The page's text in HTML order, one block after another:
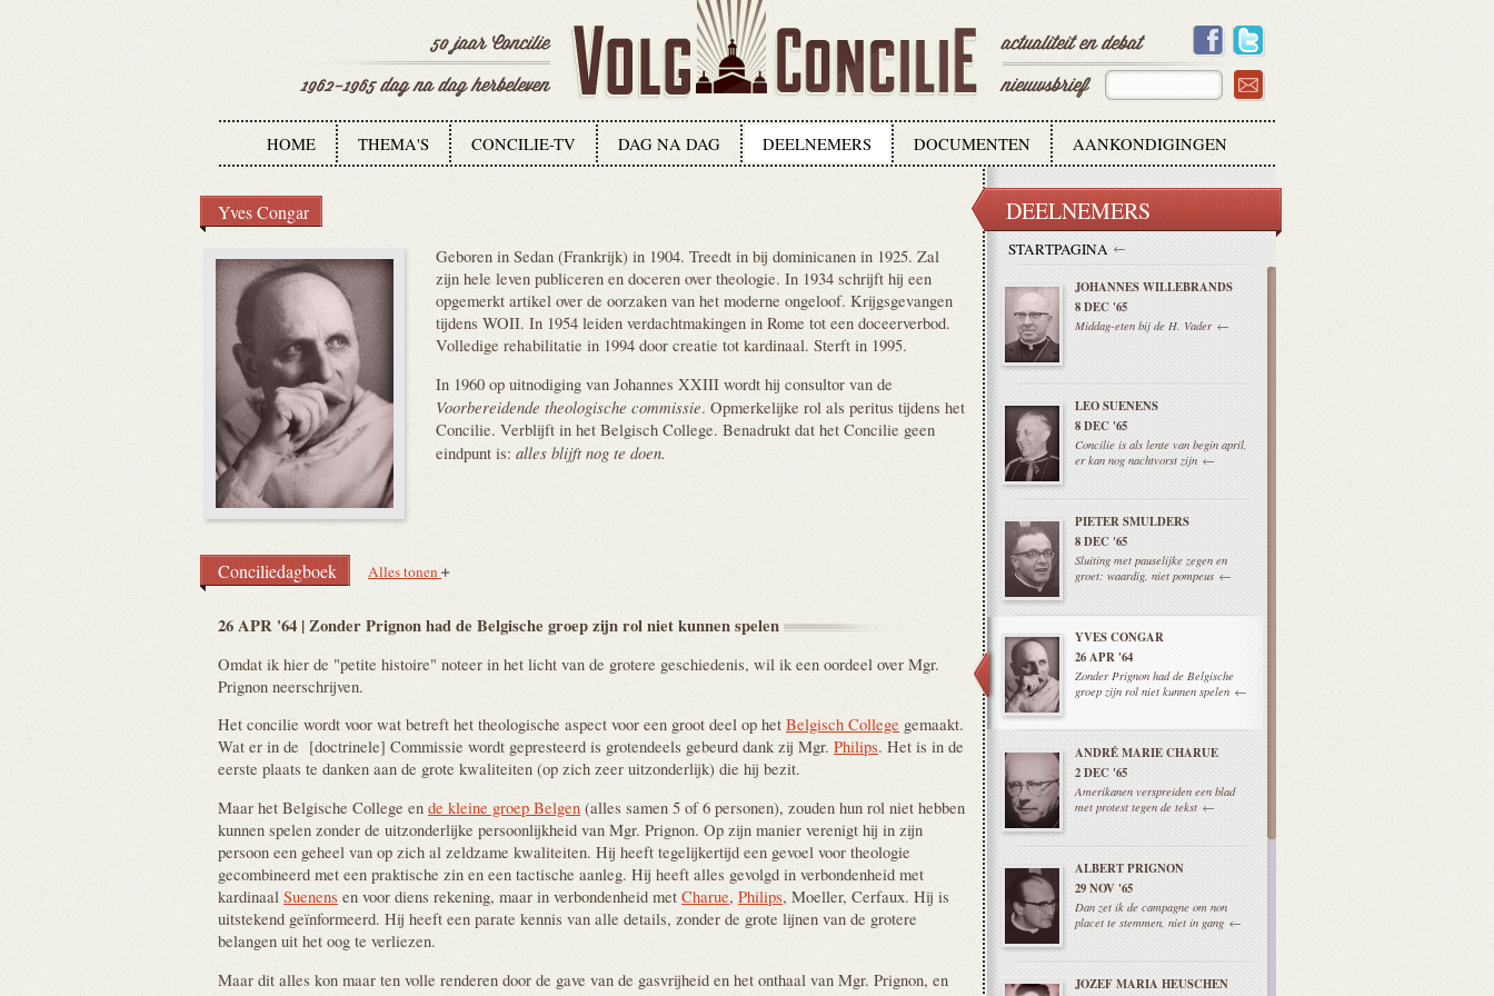
HOME THEMA'S CONCILIE-TV DAG NA DAG DEELNEMERS DOCUMENTEN AANKONDIGINGEN
Yves Congar
Geboren in Sedan (Frankrijk) in 1904. Treedt in bij dominicanen in 1925. Zal
zijn hele leven publiceren en doceren over theologie. In 1934 schrijft hij een
opgemerkt artikel over de oorzaken van het moderne ongeloof. Krijgsgevangen
tijdens WOII. In 1954 leiden verdachtmakingen in Rome tot een doceerverbod.
Volledige rehabilitatie in 1994 door creatie tot kardinaal. Sterft in 1995.
In 1960 op uitnodiging van Johannes XXIII wordt hij consultor van de
Voorbereidende theologische commissie. Opmerkelijke rol als peritus tijdens het
Concilie. Verblijft in het Belgisch College. Benadrukt dat het Concilie geen
eindpunt is: alles blijft nog te doen.
Conciliedagboek Alles tonen
26 APR '64 | Zonder Prignon had de Belgische groep zijn rol niet kunnenspelen
Omdat ik hier de "petite histoire" noteer in het licht van de grotere geschiedenis, wil ik een oordeel over Mgr.
Prignon neerschrijven.
Het concilie wordt voor wat betreft het theologische aspect voor een groot deel op het Belgisch College gemaakt.
Wat er in de [doctrinele] Commissie wordt gepresteerd is grotendeels gebeurd dank zij Mgr. Philips. Het is in de
eerste plaats te danken aan de grote kwaliteiten (op zich zeer uitzonderlijk) die hij bezit.
Maar het Belgische College en de kleine groep Belgen (alles samen 5 of 6 personen), zouden hun rol niet hebben
kunnen spelen zonder de uitzonderlijke persoonlijkheid van Mgr. Prignon. Op zijn manier verenigt hij in zijn
persoon een geheel van op zich al zeldzame kwaliteiten. Hij heeft tegelijkertijd een gevoel voor theologie
gecombineerd met een praktische zin en een tactische aanleg. Hij heeft alles gevolgd in verbondenheid met
kardinaal Suenens en voor diens rekening, maar in verbondenheid met Charue, Philips, Moeller, Cerfaux. Hij is
uitstekend geïnformeerd. Hij heeft een parate kennis van alle details, zonder de grote lijnen van de grotere
belangen uit het oog te verliezen.
Maar dit alles kon maar ten volle renderen door de gave van de gasvrijheid en het onthaal van Mgr. Prignon, en
DEELNEMERS
STARTPAGINA
JOHANNES WILLEBRANDS
8 DEC '65
Middag-eten bij de H. Vader
LEO SUENENS
8 DEC '65
Concilie is als lente van begin april,
er kan nog nachtvorst zijn
PIETER SMULDERS
8 DEC '65
Sluiting met pauselijke zegen en
groet: waardig, niet pompeus
YVES CONGAR
26 APR '64
Zonder Prignon had de Belgische
groep zijn rol niet kunnen spelen
ANDRÉ MARIE CHARUE
2 DEC '65
Amerikanen verspreiden een blad
met protest tegen de tekst
ALBERT PRIGNON
29 NOV '65
Dan zet ik de campagne om non
placet te stemmen, niet in gang
JOZEF MARIA HEUSCHEN